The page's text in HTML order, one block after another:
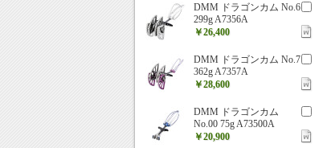
DMM ドラゴンカム No.6
299g A7356A
￥26,400
DMM ドラゴンカム No.7
362g A7357A
￥28,600
DMM ドラゴンカム
No.00 75g A73500A
￥20,900